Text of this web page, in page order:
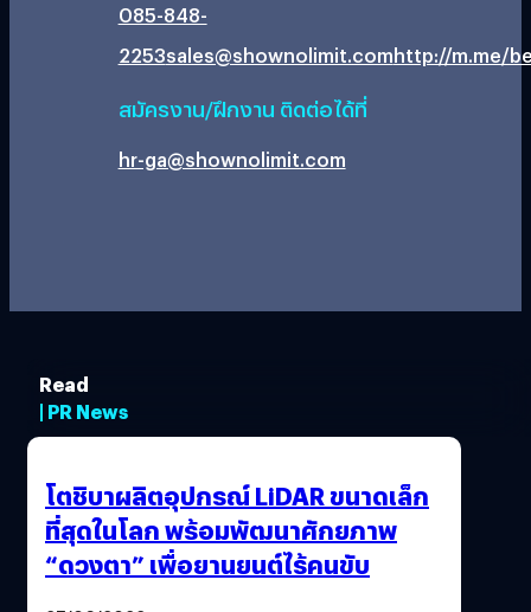
085-848-
2253sales@shownolimit.comhttp://m.me/
สมัครงาน/ฝึกงาน ติดต่อได้ที่
hr-ga@shownolimit.com
Read
| PR News
โตชิบาผลิตอุปกรณ์ LiDAR ขนาดเล็ก
ที่สุดในโลก พร้อมพัฒนาศักยภาพ
“ดวงตา” เพื่อยานยนต์ไร้คนขับ